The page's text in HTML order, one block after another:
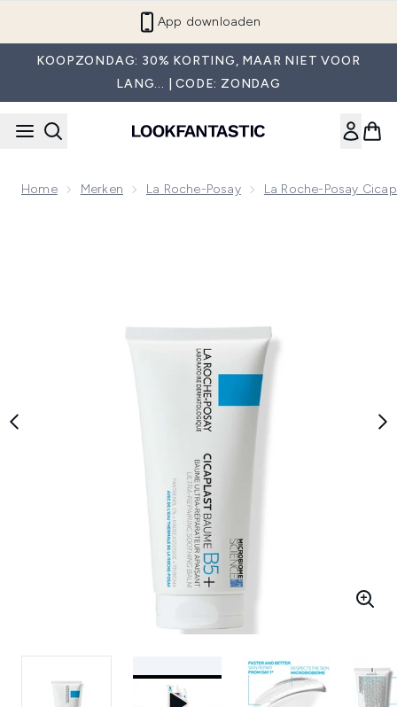
App downloaden
KOOPZONDAG: 30% KORTING, MAAR NIET VOOR
LANG... | CODE: ZONDAG
Home Merken La Roche-Posay La Roche-Posay